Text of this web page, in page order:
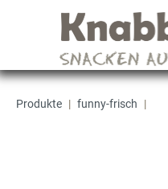
Produkte | funny-frisch |